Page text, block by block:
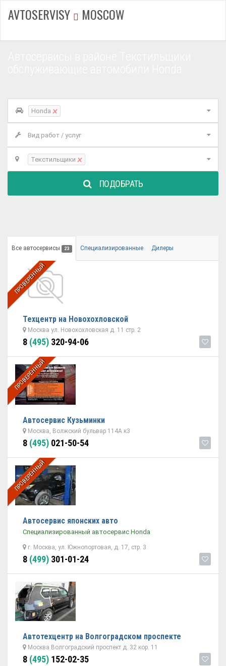
AVTOSERVISY MOSCOW
Honda ×
Вид работ / услуг
Текстильщики ×
ПОДОБРАТЬ
Все автосервисы 23 Специализированные Дилеры
ПРОВЕРЕННЫЙ
Техцентр на Новохохловской
Москва ул. Новохохловская д. 11 стр. 2
8 (495) 320-94-06
ПРОВЕРЕННЫЙ
Автосервис Кузьминки
Москва, Волжский бульвар 114А к3
8 (495) 021-50-54
ПРОВЕРЕННЫЙ
Автосервис японских авто
Специализированный автосервис Honda
г. Москва, ул. Южнопортовая, д. 17, стр. 3
8 (499) 301-01-24
Автотехцентр на Волгоградском проспекте
Москва Волгоградский проспект д. 32 кор. 11
8 (495) 152-02-35